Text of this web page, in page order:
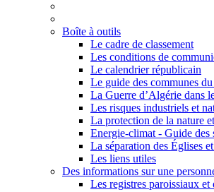
Boîte à outils
Le cadre de classement
Les conditions de
Le calendrier républicain
Le guide des communes
La Guerre d’Algérie dans
Les risques industriels et
La protection de la nature
Energie-climat - Guide des
La séparation des Églises
Les liens utiles
Des informations sur une
Les registres paroissiaux et